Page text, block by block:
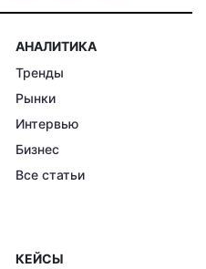
АНАЛИТИКА
Тренды
Рынки
Интервью
Бизнес
Все статьи
КЕЙСЫ